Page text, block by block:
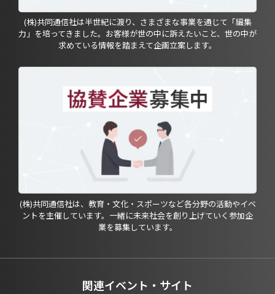
(株)共同通信社は半世紀に渡り、さまざまな事業を通じて「編集
力」を培ってきました。お客様が世の中に訴えたいこと、世の中が
求めている情報を踏まえて企画立案します。
(株)共同通信社は、教育・文化・スポーツなど各分野の活動やイベ
ントを主催しています。一緒に未来社会を創り上げていく参加企
業を募集しています。
関連イベント・サイト